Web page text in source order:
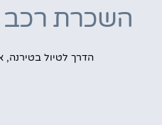
השכרת רכב
הדרך לטיול בטירנה,